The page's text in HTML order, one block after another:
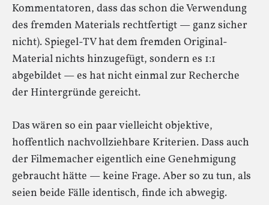
Kommentatoren, dass das schon die Verwendung
des fremden Materials rechtfertigt — ganz sicher
nicht). Spiegel-TV hat dem fremden Original-
Material nichts hinzugefügt, sondern es 1:1
abgebildet — es hat nicht einmal zur Recherche
der Hintergründe gereicht.
Das wären so ein paar vielleicht objektive,
hoffentlich nachvollziehbare Kriterien. Dass auch
der Filmemacher eigentlich eine Genehmigung
gebraucht hätte — keine Frage. Aber so zu tun, als
seien beide Fälle identisch, finde ich abwegig.